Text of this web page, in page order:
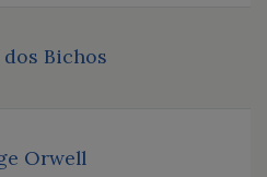
Bichos
Orwell